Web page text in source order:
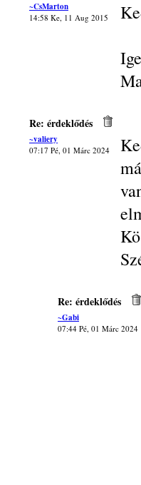
~CsMarton
14:58 Ke, 11 Aug 2015
Re: érdeklődés
~valiery
07:17 Pé, 01 Márc 2024
Re: érdeklődés
~Gabi
07:44 Pé, 01 Márc 2024